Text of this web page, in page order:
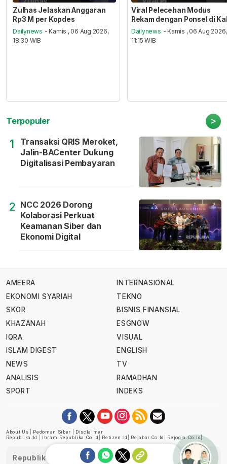
Zulhas Jelaskan Anggaran
Rp3 M per Kopdes
Dailynews - Kamis , 06 Aug 2026,
18:30 WIB
Viral Pelecehan Modus
Rekam dengan Ponsel di
Dailynews - Kamis , 06 Aug 2026,
11:15 WIB
Terpopuler >
1
Transaksi QRIS Meroket,
Jalin-BACenter Dukung
Digitalisasi Pembayaran
2 NCC 2026 Dorong
Kolaborasi Perkuat
Keamanan Siber dan
Ekonomi Digital
AMEERA
EKONOMI SYARIAH
SKOR
KHAZANAH
IQRA
ISLAM DIGEST
NEWS
ANALISIS
SPORT
INTERNASIONAL
TEKNO
BISNIS FINANSIAL
ESGNOW
VISUAL
ENGLISH
TV
RAMADHAN
INDEKS
About Us Pedoman Siber
Disclaimer
Republika.id
Ihram.republika.co.id Retizen.id Rejabar.co.id Rejogja.co.id
Republika telah diverifikasi oleh Dewan Pers